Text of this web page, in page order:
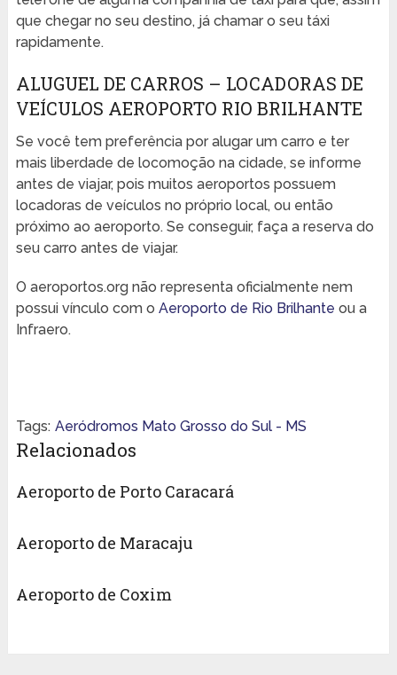
que chegar no seu destino, já chamar o seu táxi
rapidamente.
ALUGUEL DE CARROS – LOCADORAS DE
VEÍCULOS AEROPORTO RIO BRILHANTE
Se você tem preferência por alugar um carro e ter
mais liberdade de locomoção na cidade, se informe
antes de viajar, pois muitos aeroportos possuem
locadoras de veículos no próprio local, ou então
próximo ao aeroporto. Se conseguir, faça a reserva do
seu carro antes de viajar.
O aeroportos.org não representa oficialmente nem
possui vínculo com o Aeroporto de Rio Brilhante ou a
Infraero.
Tags: Aeródromos Mato Grosso do Sul - MS
Relacionados
Aeroporto de Porto Caracará
Aeroporto de Maracaju
Aeroporto de Coxim